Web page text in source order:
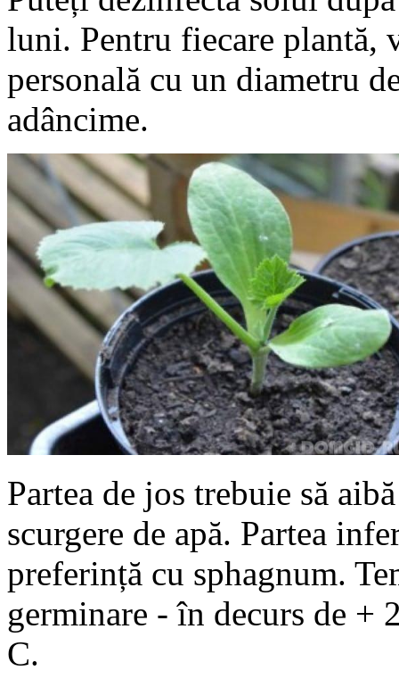
luni. Pentru fiecare plantă,
personală cu un diametru
adâncime.
Partea de jos trebuie să
scurgere de apă. Partea
preferință cu sphagnum.
germinare - în decurs de +
C.